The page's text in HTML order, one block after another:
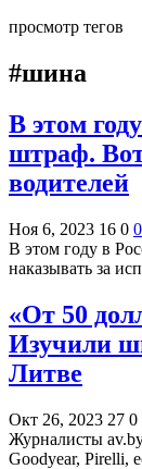
просмотр тегов
#шина
В этом
штраф. Вот
водителей
Ноя 6, 2023 16 0 0
В этом году в
наказывать за
«От 50
Изучили
Литве
Окт 26, 2023 27 0
Журналисты
Goodyear, Pirelli,